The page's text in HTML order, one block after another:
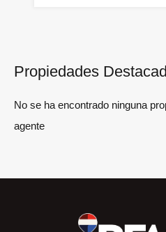
Propiedades
No se ha encontrado ninguna
agente